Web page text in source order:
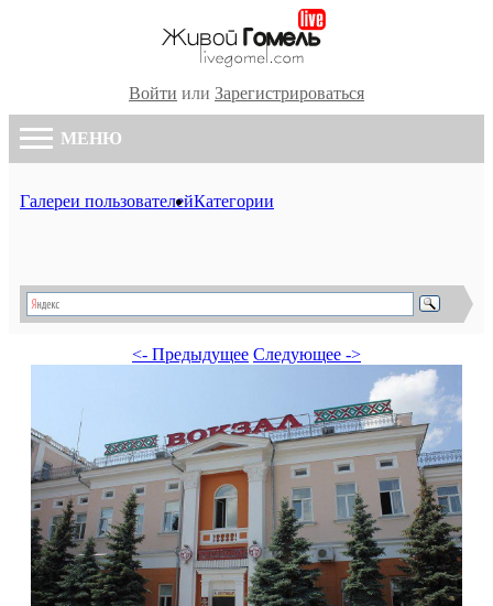
Войти или Зарегистрироваться
МЕНЮ
Галереи пользователейКатегории
<- Предыдущее Следующее ->